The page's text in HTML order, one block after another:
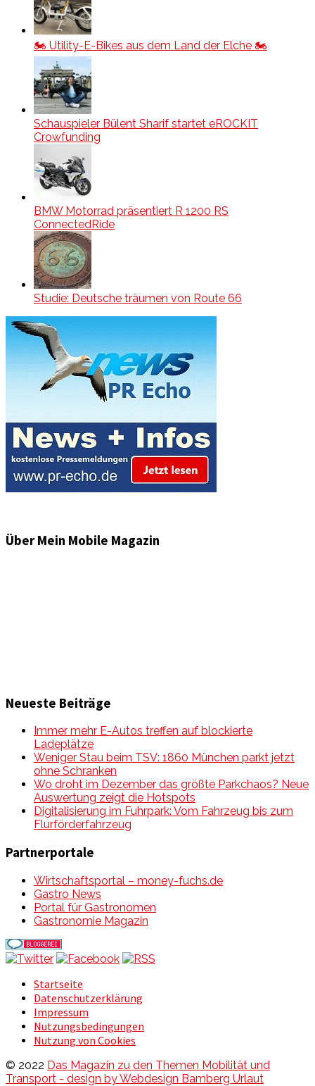
🏍️ Utility-E-Bikes aus dem Land der Elche 🏍️
Schauspieler Bülent Sharif startet eROCKIT
Crowfunding
BMW Motorrad präsentiert R 1200 RS
ConnectedRide
Studie: Deutsche träumen von Route 66
Über Mein Mobile Magazin
Neueste Beiträge
Immer mehr E-Autos treffen auf blockierte
Ladeplätze
Weniger Stau beim TSV: 1860 München parkt jetzt
ohne Schranken
Wo droht im Dezember das größte Parkchaos? Neue
Auswertung zeigt die Hotspots
Digitalisierung im Fuhrpark: Vom Fahrzeug bis zum
Flurförderfahrzeug
Partnerportale
Wirtschaftsportal – money-fuchs.de
Gastro News
Portal für Gastronomen
Gastronomie Magazin
Startseite
Datenschutzerklärung
Impressum
Nutzungsbedingungen
Nutzung von Cookies
© 2022 Das Magazin zu den Themen Mobilität und
Transport - design by Webdesign Bamberg Urlaut